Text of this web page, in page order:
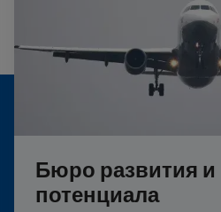
Бюро развития и
потенциала
cookies